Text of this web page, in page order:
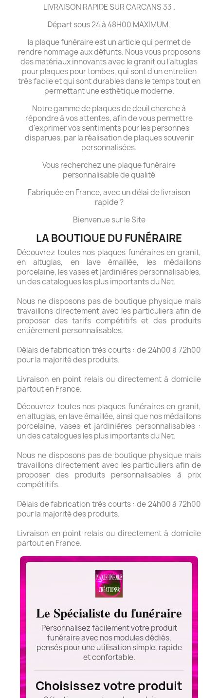
LIVRAISON RAPIDE SUR CARCANS 33 .
Départ sous 24 à 48H00 MAXIMUM.
la plaque funéraire est un article qui permet de
rendre hommage aux défunts. Nous vous proposons
des matériaux innovants avec le granit ou l'altuglas
pour plaques pour tombes, qui sont d'un entretien
très facile et qui sont durables dans le temps tout en
permettant une esthétique moderne.
Notre gamme de plaques de deuil cherche à
répondre à vos attentes, afin de vous permettre
d'exprimer vos sentiments pour les personnes
disparues, par la réalisation de plaques souvenir
personnalisées.
Vous recherchez une plaque funéraire
personnalisable de qualité
Fabriquée en France, avec un délai de livraison
rapide ?
Bienvenue sur le Site
LA BOUTIQUE DU FUNÉRAIRE
Découvrez toutes nos plaques funéraires en granit,
en altuglas, en lave émaillée, les médaillons
porcelaine, les vases et jardinières personnalisables,
un des catalogues les plus importants du Net.
Nous ne disposons pas de boutique physique mais
travaillons directement avec les particuliers afin de
proposer des tarifs compétitifs et des produits
entièrement personnalisables.
Délais de fabrication très courts : de 24h00 à 72h00
pour la majorité des produits.
Livraison en point relais ou directement à domicile
partout en France.
Découvrez toutes nos plaques funéraires en granit,
en altuglas, en lave émaillée, ainsi que nos médaillons
porcelaine, vases et jardinières personnalisables :
un des catalogues les plus importants du Net.
Nous ne disposons pas de boutique physique mais
travaillons directement avec les particuliers afin de
proposer des produits personnalisables à prix
compétitifs.
Délais de fabrication très courts : de 24h00 à 72h00
pour la majorité des produits.
Livraison en point relais ou directement à domicile
partout en France.
Le Spécialiste du funéraire
Personnalisez facilement votre produit
funéraire avec nos modules dédiés,
pensés pour une utilisation simple, rapide
et confortable.
Choisissez votre produit